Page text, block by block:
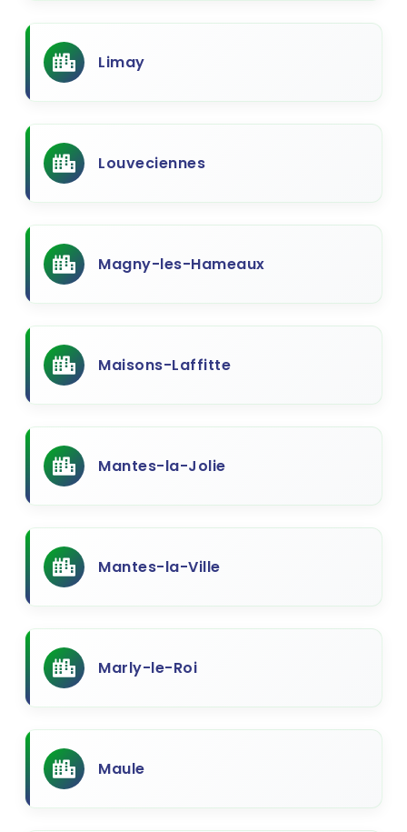
Limay
Louveciennes
Magny-les-Hameaux
Maisons-Laffitte
Mantes-la-Jolie
Mantes-la-Ville
Marly-le-Roi
Maule